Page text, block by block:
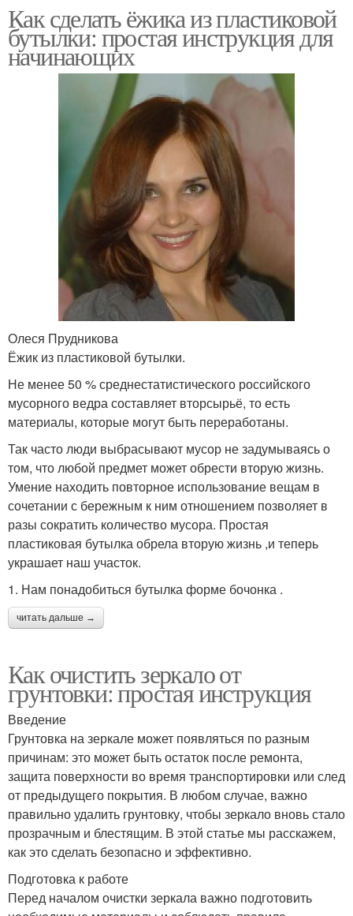
Как сделать ёжика из пластиковой
бутылки: простая инструкция для
начинающих
Олеся Прудникова
Ёжик из пластиковой бутылки.
Не менее 50 % среднестатистического российского
мусорного ведра составляет вторсырьё, то есть
материалы, которые могут быть переработаны.
Так часто люди выбрасывают мусор не задумываясь о
том, что любой предмет может обрести вторую жизнь.
Умение находить повторное использование вещам в
сочетании с бережным к ним отношением позволяет в
разы сократить количество мусора. Простая
пластиковая бутылка обрела вторую жизнь ,и теперь
украшает наш участок.
1. Нам понадобиться бутылка форме бочонка .
читать дальше →
Как очистить зеркало от
грунтовки: простая инструкция
Введение
Грунтовка на зеркале может появляться по разным
причинам: это может быть остаток после ремонта,
защита поверхности во время транспортировки или след
от предыдущего покрытия. В любом случае, важно
правильно удалить грунтовку, чтобы зеркало вновь стало
прозрачным и блестящим. В этой статье мы расскажем,
как это сделать безопасно и эффективно.
Подготовка к работе
Перед началом очистки зеркала важно подготовить